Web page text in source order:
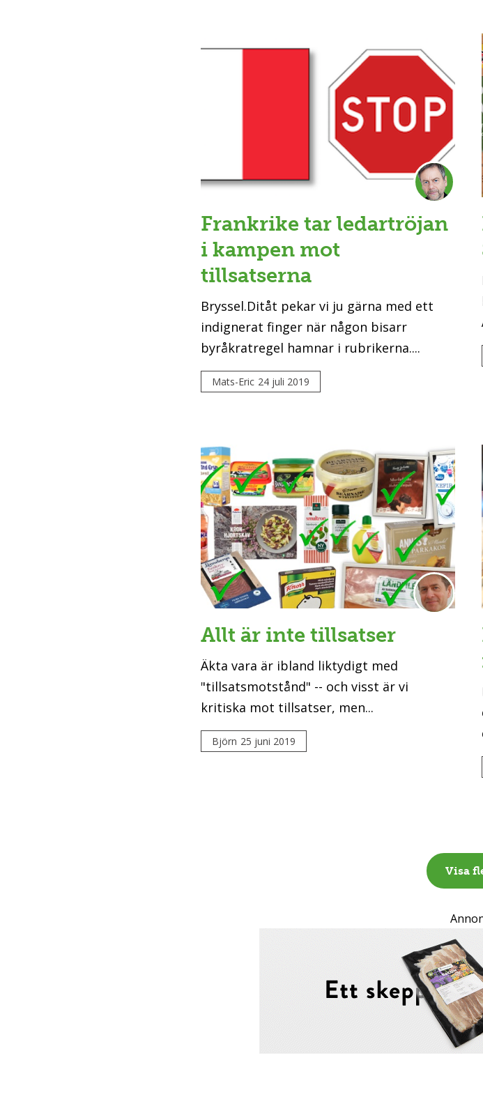
Frankrike tar ledartröjan
i kampen mot
tillsatserna
Bryssel.Ditåt pekar vi ju gärna med ett
indignerat finger när någon bisarr
byråkratregel hamnar i rubrikerna....
Mats-Eric 24 juli 2019
Allt är inte tillsatser
Äkta vara är ibland liktydigt med
"tillsatsmotstånd" -- och visst är vi
kritiska mot tillsatser, men...
Björn 25 juni 2019
Visa